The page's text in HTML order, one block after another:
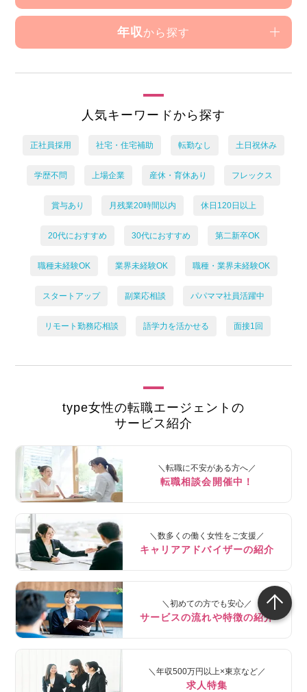
年収 から探す
人気キーワードから探す
正社員採用 社宅・住宅補助 転勤なし 土日祝休み
学歴不問 上場企業 産休・育休あり フレックス
賞与あり 月残業20時間以内 休日120日以上
20代におすすめ 30代におすすめ 第二新卒OK
職種未経験OK 業界未経験OK 職種・業界未経験OK
スタートアップ 副業応相談 パパママ社員活躍中
リモート勤務応相談 語学力を活かせる 面接1回
type女性の転職エージェントの
サービス紹介
＼転職に不安がある方へ／
転職相談会開催中！
＼数多くの働く女性をご支援／
キャリアアドバイザーの紹介
＼初めての方でも安心／
サービスの流れや特徴の紹介
＼年収500万円以上×東京など／
求人特集